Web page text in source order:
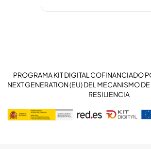
PROGRAMA KIT DIGITAL COFINANCIADO
NEXT GENERATION (EU) DEL MECANISMO
RESILIENCIA